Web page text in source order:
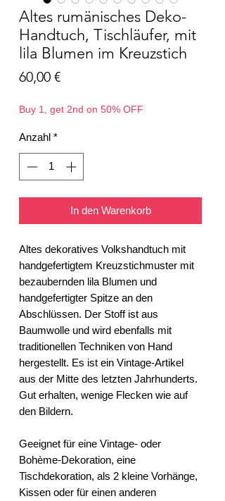
Altes rumänisches Deko-
Handtuch, Tischläufer, mit
lila Blumen im Kreuzstich
60,00 €Preis
Buy 1, get 2nd on 50% OFF
Anzahl *
In den Warenkorb
Altes dekoratives Volkshandtuch mit
handgefertigtem Kreuzstichmuster mit
bezaubernden lila Blumen und
handgefertigter Spitze an den
Abschlüssen. Der Stoff ist aus
Baumwolle und wird ebenfalls mit
traditionellen Techniken von Hand
hergestellt. Es ist ein Vintage-Artikel
aus der Mitte des letzten Jahrhunderts.
Gut erhalten, wenige Flecken wie auf
den Bildern.
Geeignet für eine Vintage- oder
Bohème-Dekoration, eine
Tischdekoration, als 2 kleine Vorhänge,
Kissen oder für einen anderen